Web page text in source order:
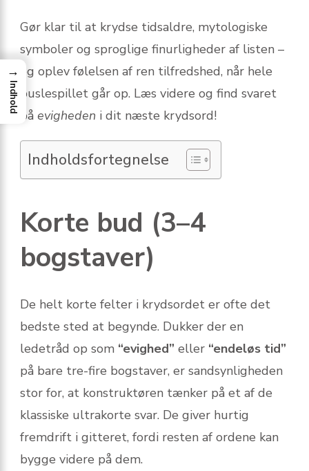
Gør klar til at krydse tidsaldre, mytologiske
symboler og sproglige finurligheder af listen –
og oplev følelsen af ren tilfredshed, når hele
puslespillet går op. Læs videre og find svaret
på evigheden i dit næste krydsord!
Indholdsfortegnelse
Korte bud (3–4
bogstaver)
De helt korte felter i krydsordet er ofte det
bedste sted at begynde. Dukker der en
ledetråd op som “evighed” eller “endeløs tid”
på bare tre-fire bogstaver, er sandsynligheden
stor for, at konstruktøren tænker på et af de
klassiske ultrakorte svar. De giver hurtig
fremdrift i gitteret, fordi resten af ordene kan
bygge videre på dem.
→
Indhold